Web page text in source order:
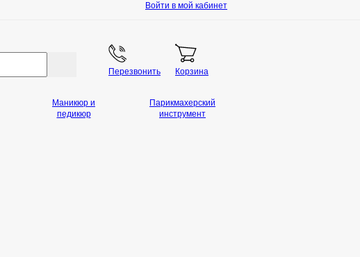
Войти в мой кабинет
Перезвонить Корзина
Маникюр и
педикюр
Парикмахерский
инструмент